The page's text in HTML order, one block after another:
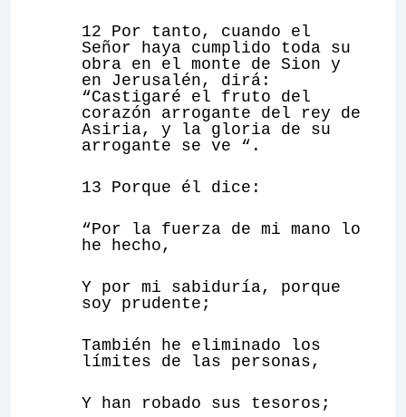
12 Por tanto, cuando el
Señor haya cumplido toda su
obra en el monte de Sion y
en Jerusalén, dirá:
“Castigaré el fruto del
corazón arrogante del rey de
Asiria, y la gloria de su
arrogante se ve “.
13 Porque él dice:
“Por la fuerza de mi mano lo
he hecho,
Y por mi sabiduría, porque
soy prudente;
También he eliminado los
límites de las personas,
Y han robado sus tesoros;